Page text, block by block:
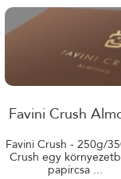
Favini Crush
Favini Crush - 250g/
Crush egy
papírcsa ...